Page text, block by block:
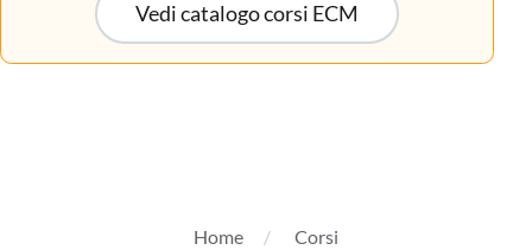
Vedi catalogo corsi ECM
Home Corsi